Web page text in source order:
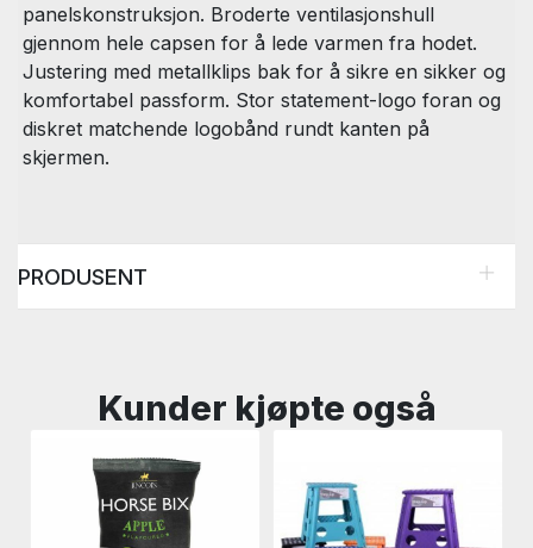
panelskonstruksjon. Broderte ventilasjonshull
gjennom hele capsen for å lede varmen fra hodet.
Justering med metallklips bak for å sikre en sikker og
komfortabel passform. Stor statement-logo foran og
diskret matchende logobånd rundt kanten på
skjermen.
PRODUSENT
Kunder kjøpte også